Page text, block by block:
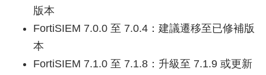
版本
FortiSIEM 7.0.0 至 7.0.4：建議遷移至已修補版
本
FortiSIEM 7.1.0 至 7.1.8：升級至 7.1.9 或更新